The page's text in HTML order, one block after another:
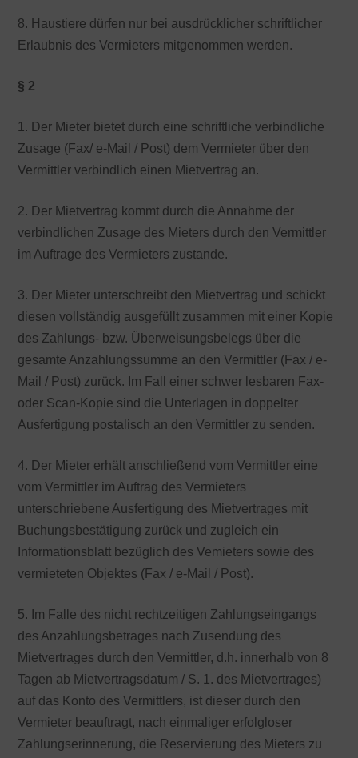
8. Haustiere dürfen nur bei ausdrücklicher schriftlicher
Erlaubnis des Vermieters mitgenommen werden.
§ 2
1. Der Mieter bietet durch eine schriftliche verbindliche
Zusage (Fax/ e-Mail / Post) dem Vermieter über den
Vermittler verbindlich einen Mietvertrag an.
2. Der Mietvertrag kommt durch die Annahme der
verbindlichen Zusage des Mieters durch den Vermittler
im Auftrage des Vermieters zustande.
3. Der Mieter unterschreibt den Mietvertrag und schickt
diesen vollständig ausgefüllt zusammen mit einer Kopie
des Zahlungs- bzw. Überweisungsbelegs über die
gesamte Anzahlungssumme an den Vermittler (Fax / e-
Mail / Post) zurück. Im Fall einer schwer lesbaren Fax-
oder Scan-Kopie sind die Unterlagen in doppelter
Ausfertigung postalisch an den Vermittler zu senden.
4. Der Mieter erhält anschließend vom Vermittler eine
vom Vermittler im Auftrag des Vermieters
unterschriebene Ausfertigung des Mietvertrages mit
Buchungsbestätigung zurück und zugleich ein
Informationsblatt bezüglich des Vemieters sowie des
vermieteten Objektes (Fax / e-Mail / Post).
5. Im Falle des nicht rechtzeitigen Zahlungseingangs
des Anzahlungsbetrages nach Zusendung des
Mietvertrages durch den Vermittler, d.h. innerhalb von 8
Tagen ab Mietvertragsdatum / S. 1. des Mietvertrages)
auf das Konto des Vermittlers, ist dieser durch den
Vermieter beauftragt, nach einmaliger erfolgloser
Zahlungserinnerung, die Reservierung des Mieters zu